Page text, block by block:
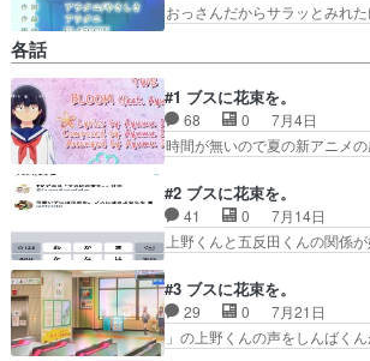
おっさんだからサラッとみ
だあるのかな？辛い思いす
す五反田が良き二人の関係
内会議かわいすぎだろ 鶯
の私、大歓喜ああいうイケ
に告白したのは別として問…
お互いに勘違い自分の気…
各話
#1 ブスに花束を。
68 0
7月4日
時間が無いので夏の新アニ
イメージうんぬんは先に原
見てるアニメは、インキャ
らライフが始まるぅぅう！
ぁぁぁぁぁ!!!!!!!電車コ… ス
スに早見沙織同じ… 馴れ初め
ので、不自然さ… 自己肯定感
いい早見沙織…
#2 ブスに花束を。
41 0
7月14日
上野くんと五反田くんの関
くんイケメソすぎて濡れて
けの主人公が本当にモブ顔
話まで観た感想。優しいク
くないわけじゃないんだけ
#3 ブスに花束を。
29 0
7月21日
」の上野くんの声をしんば